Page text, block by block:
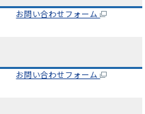
お問い合わせフォーム
お問い合わせフォーム